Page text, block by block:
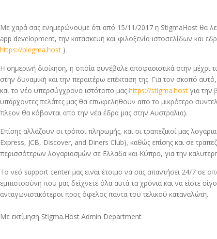
Με χαρά σας ενημερώνουμε ότι από 15/11/2017 η StigmaHost θα
app development, την κατασκευή και φιλοξενία ιστοσελίδων και
https://plegma.host ).
Η σημερινή διοίκηση, η οποία συνέβαλε αποφασιστικά στην μέχρι
στην δυναμική και την περαιτέρω επέκταση της. Για τον σκοπό
και το νέο υπερσύγχρονο ιστότοπο μας https://stigma.host για την
υπάρχοντες πελάτες μας θα επωφεληθουν απο το μικρότερο
πλεον θα κόβονται απο την νέα έδρα μας στην Αυστραλια).
Επίσης αλλάζουν οι τρόποι πληρωμής, και οι τραπεζικοί μας
Express, JCB, Discover, and Diners Club), καθώς επίσης και σε
περισσότερων λογαριασμών σε Ελλαδα και Κύπρο, για την
Το νεό support center μας ειναι έτοιμο να σας απαντήσει 24/7 σε
εμπιστοσύνη που μας δείχνετε όλα αυτά τα χρόνια και να είστε
ανταγωνιστικότεροι προς όφελος παντα του τελικού καταναλώτη.
Με εκτίμηση Stigma.Host Admin Department